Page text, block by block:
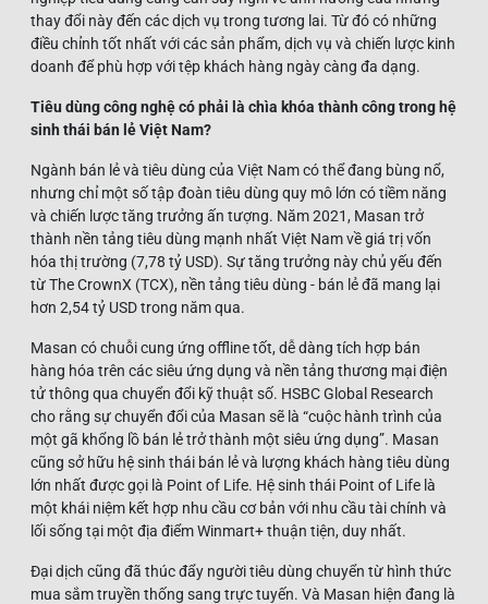
thay đổi này đến các dịch vụ trong tương lai. Từ đó có những
điều chỉnh tốt nhất với các sản phẩm, dịch vụ và chiến lược kinh
doanh để phù hợp với tệp khách hàng ngày càng đa dạng.
Tiêu dùng công nghệ có phải là chìa khóa thành công trong hệ
sinh thái bán lẻ Việt Nam?
Ngành bán lẻ và tiêu dùng của Việt Nam có thể đang bùng nổ,
nhưng chỉ một số tập đoàn tiêu dùng quy mô lớn có tiềm năng
và chiến lược tăng trưởng ấn tượng. Năm 2021, Masan trở
thành nền tảng tiêu dùng mạnh nhất Việt Nam về giá trị vốn
hóa thị trường (7,78 tỷ USD). Sự tăng trưởng này chủ yếu đến
từ The CrownX (TCX), nền tảng tiêu dùng - bán lẻ đã mang lại
hơn 2,54 tỷ USD trong năm qua.
Masan có chuỗi cung ứng offline tốt, dễ dàng tích hợp bán
hàng hóa trên các siêu ứng dụng và nền tảng thương mại điện
tử thông qua chuyển đổi kỹ thuật số. HSBC Global Research
cho rằng sự chuyển đổi của Masan sẽ là “cuộc hành trình của
một gã khổng lồ bán lẻ trở thành một siêu ứng dụng”. Masan
cũng sở hữu hệ sinh thái bán lẻ và lượng khách hàng tiêu dùng
lớn nhất được gọi là Point of Life. Hệ sinh thái Point of Life là
một khái niệm kết hợp nhu cầu cơ bản với nhu cầu tài chính và
lối sống tại một địa điểm Winmart+ thuận tiện, duy nhất.
Đại dịch cũng đã thúc đẩy người tiêu dùng chuyển từ hình thức
mua sắm truyền thống sang trực tuyến. Và Masan hiện đang là